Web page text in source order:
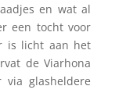
en wat al
een tocht voor
is licht aan het
de Viarhona
glasheldere